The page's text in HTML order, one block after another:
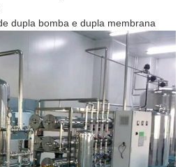
dupla bomba e dupla membrana